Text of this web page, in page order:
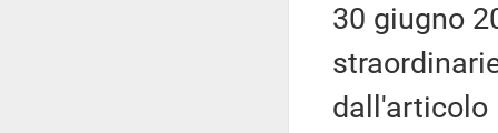
30 giugno
dall'articolo